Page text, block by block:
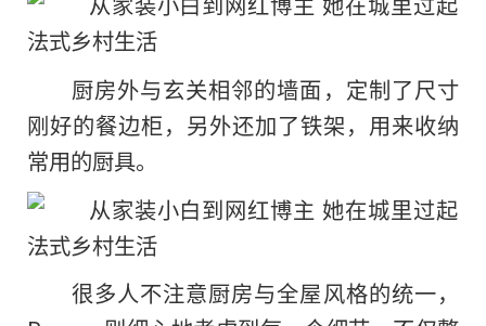
厨房外与玄关相邻的墙面，定制了尺寸
刚好的餐边柜，另外还加了铁架，用来收纳
常用的厨具。
很多人不注意厨房与全屋风格的统一，